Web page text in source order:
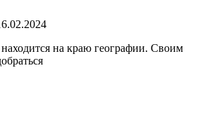
на краю географии. Своим